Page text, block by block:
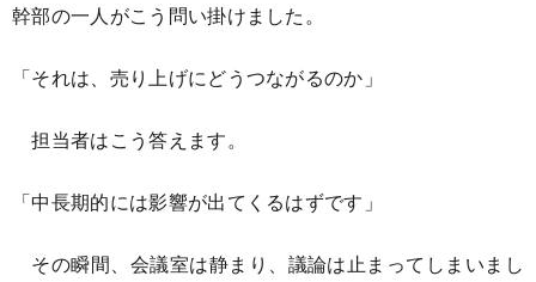
幹部の一人がこう問い掛けました。
「それは、売り上げにどうつながるのか」
担当者はこう答えます。
「中長期的には影響が出てくるはずです」
その瞬間、会議室は静まり、議論は止まってしまいまし